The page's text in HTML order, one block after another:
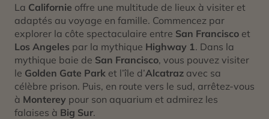
La Californie offre une multitude de lieux à visiter et
adaptés au voyage en famille. Commencez par
explorer la côte spectaculaire entre San Francisco et
Los Angeles par la mythique Highway 1. Dans la
mythique baie de San Francisco, vous pouvez visiter
le Golden Gate Park et l’île d’Alcatraz avec sa
célèbre prison. Puis, en route vers le sud, arrêtez-vous
à Monterey pour son aquarium et admirez les
falaises à Big Sur.